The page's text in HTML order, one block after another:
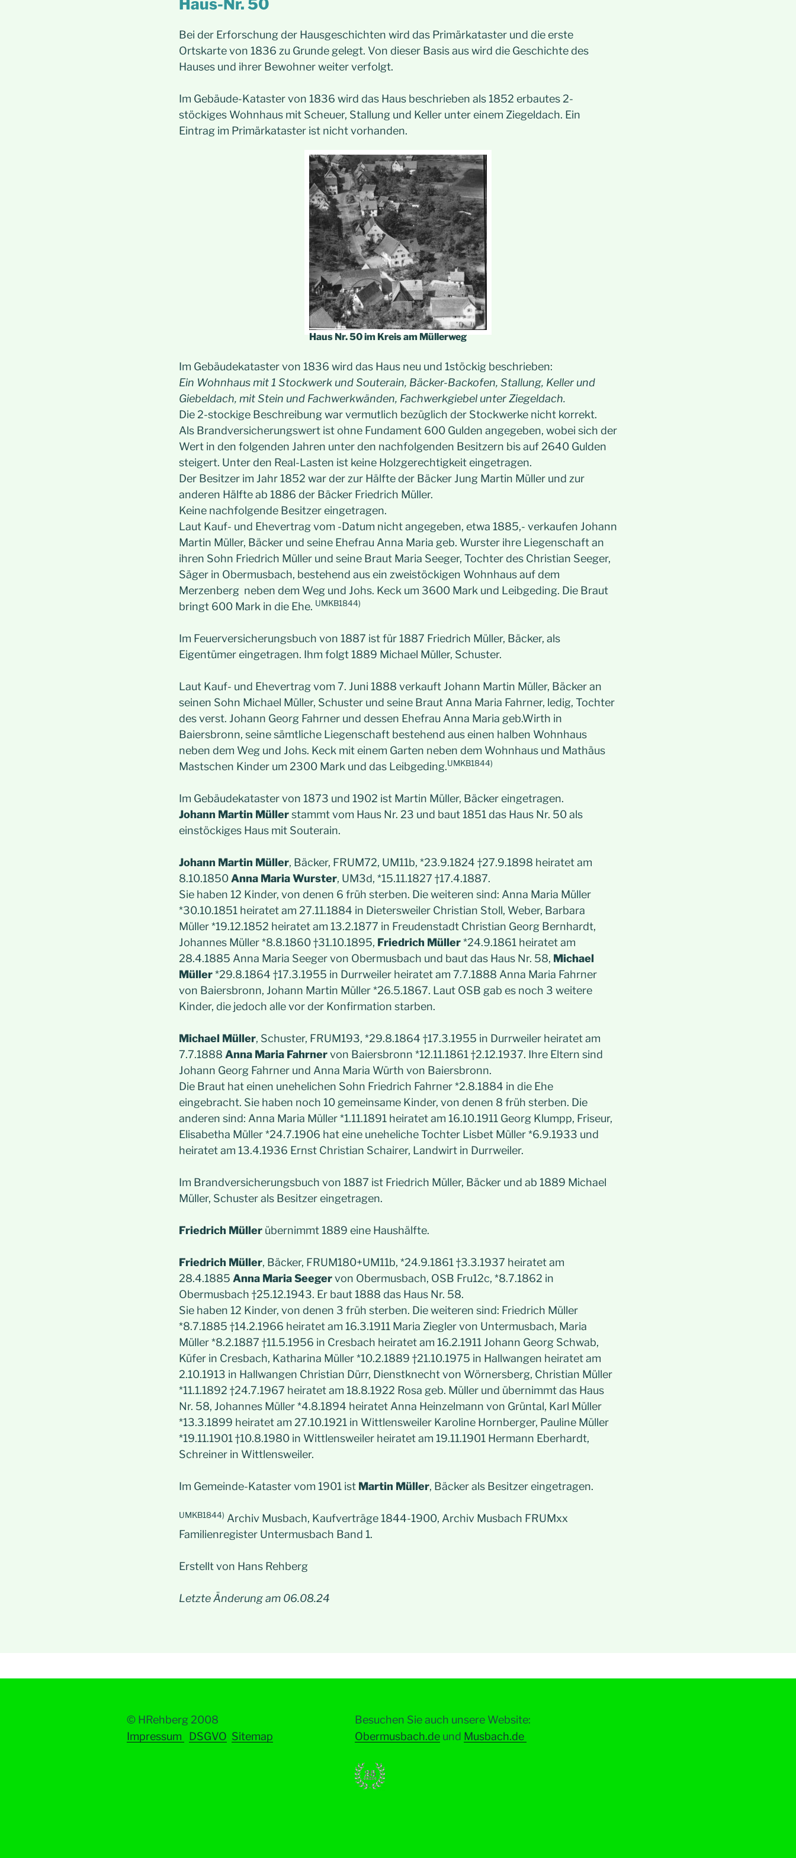
Haus-Nr. 50
Bei der Erforschung der Hausgeschichten wird das Primärkataster und die erste
Ortskarte von 1836 zu Grunde gelegt. Von dieser Basis aus wird die Geschichte des
Hauses und ihrer Bewohner weiter verfolgt.
Im Gebäude-Kataster von 1836 wird das Haus beschrieben als 1852 erbautes 2-
stöckiges Wohnhaus mit Scheuer, Stallung und Keller unter einem Ziegeldach. Ein
Eintrag im Primärkataster ist nicht vorhanden.
Haus Nr. 50 im Kreis am Müllerweg
Im Gebäudekataster von 1836 wird das Haus neu und 1stöckig beschrieben:
Ein Wohnhaus mit 1 Stockwerk und Souterain, Bäcker-Backofen, Stallung, Keller und
Giebeldach, mit Stein und Fachwerkwänden, Fachwerkgiebel unter Ziegeldach.
Die 2-stockige Beschreibung war vermutlich bezüglich der Stockwerke nicht korrekt.
Als Brandversicherungswert ist ohne Fundament 600 Gulden angegeben, wobei sich der
Wert in den folgenden Jahren unter den nachfolgenden Besitzern bis auf 2640 Gulden
steigert. Unter den Real-Lasten ist keine Holzgerechtigkeit eingetragen.
Der Besitzer im Jahr 1852 war der zur Hälfte der Bäcker Jung Martin Müller und zur
anderen Hälfte ab 1886 der Bäcker Friedrich Müller.
Keine nachfolgende Besitzer eingetragen.
Laut Kauf- und Ehevertrag vom -Datum nicht angegeben, etwa 1885,- verkaufen Johann
Martin Müller, Bäcker und seine Ehefrau Anna Maria geb. Wurster ihre Liegenschaft an
ihren Sohn Friedrich Müller und seine Braut Maria Seeger, Tochter des Christian Seeger,
Säger in Obermusbach, bestehend aus ein zweistöckigen Wohnhaus auf dem
Merzenberg neben dem Weg und Johs. Keck um 3600 Mark und Leibgeding. Die Braut
bringt 600 Mark in die Ehe. UMKB1844)
Im Feuerversicherungsbuch von 1887 ist für 1887 Friedrich Müller, Bäcker, als
Eigentümer eingetragen. Ihm folgt 1889 Michael Müller, Schuster.
Laut Kauf- und Ehevertrag vom 7. Juni 1888 verkauft Johann Martin Müller, Bäcker an
seinen Sohn Michael Müller, Schuster und seine Braut Anna Maria Fahrner, ledig, Tochter
des verst. Johann Georg Fahrner und dessen Ehefrau Anna Maria geb.Wirth in
Baiersbronn, seine sämtliche Liegenschaft bestehend aus einen halben Wohnhaus
neben dem Weg und Johs. Keck mit einem Garten neben dem Wohnhaus und Mathäus
Mastschen Kinder um 2300 Mark und das Leibgeding.UMKB1844)
Im Gebäudekataster von 1873 und 1902 ist Martin Müller, Bäcker eingetragen.
Johann Martin Müllerstammt vom Haus Nr. 23 und baut 1851 das Haus Nr. 50 als
einstöckiges Haus mit Souterain.
Johann Martin Müller, Bäcker, FRUM72, UM11b, *23.9.1824 †27.9.1898 heiratet am
8.10.1850Anna Maria Wurster, UM3d, *15.11.1827 †17.4.1887.
Sie haben 12 Kinder, von denen 6 früh sterben. Die weiteren sind: Anna Maria Müller
*30.10.1851 heiratet am 27.11.1884 in Dietersweiler Christian Stoll, Weber, Barbara
Müller *19.12.1852 heiratet am 13.2.1877 in Freudenstadt Christian Georg Bernhardt,
Johannes Müller *8.8.1860 †31.10.1895, Friedrich Müller*24.9.1861 heiratet am
28.4.1885 Anna Maria Seeger von Obermusbach und baut das Haus Nr. 58, Michael
Müller*29.8.1864 †17.3.1955 in Durrweiler heiratet am 7.7.1888 Anna Maria Fahrner
von Baiersbronn, Johann Martin Müller *26.5.1867. Laut OSB gab es noch 3 weitere
Kinder, die jedoch alle vor der Konfirmation starben.
Michael Müller, Schuster, FRUM193, *29.8.1864 †17.3.1955 in Durrweiler heiratet am
7.7.1888 Anna Maria Fahrnervon Baiersbronn *12.11.1861 †2.12.1937. Ihre Eltern sind
Johann Georg Fahrner und Anna Maria Würth von Baiersbronn.
Die Braut hat einen unehelichen Sohn Friedrich Fahrner *2.8.1884 in die Ehe
eingebracht. Sie haben noch 10 gemeinsame Kinder, von denen 8 früh sterben. Die
anderen sind: Anna Maria Müller *1.11.1891 heiratet am 16.10.1911 Georg Klumpp, Friseur,
Elisabetha Müller *24.7.1906 hat eine uneheliche Tochter Lisbet Müller *6.9.1933 und
heiratet am 13.4.1936 Ernst Christian Schairer, Landwirt in Durrweiler.
Im Brandversicherungsbuch von 1887 ist Friedrich Müller, Bäcker und ab 1889 Michael
Müller, Schuster als Besitzer eingetragen.
Friedrich Müller übernimmt 1889 eine Haushälfte.
Friedrich Müller, Bäcker, FRUM180+UM11b, *24.9.1861 †3.3.1937 heiratet am
28.4.1885 Anna Maria Seegervon Obermusbach, OSB Fru12c, *8.7.1862 in
Obermusbach †25.12.1943. Er baut 1888 das Haus Nr. 58.
Sie haben 12 Kinder, von denen 3 früh sterben. Die weiteren sind: Friedrich Müller
*8.7.1885 †14.2.1966 heiratet am 16.3.1911 Maria Ziegler von Untermusbach, Maria
Müller *8.2.1887 †11.5.1956 in Cresbach heiratet am 16.2.1911 Johann Georg Schwab,
Küfer in Cresbach, Katharina Müller *10.2.1889 †21.10.1975 in Hallwangen heiratet am
2.10.1913 in Hallwangen Christian Dürr, Dienstknecht von Wörnersberg, Christian Müller
*11.1.1892 †24.7.1967 heiratet am 18.8.1922 Rosa geb. Müller und übernimmt das Haus
Nr. 58, Johannes Müller *4.8.1894 heiratet Anna Heinzelmann von Grüntal, Karl Müller
*13.3.1899 heiratet am 27.10.1921 in Wittlensweiler Karoline Hornberger, Pauline Müller
*19.11.1901 †10.8.1980 in Wittlensweiler heiratet am 19.11.1901 Hermann Eberhardt,
Schreiner in Wittlensweiler.
Im Gemeinde-Kataster vom 1901 ist Martin Müller, Bäcker als Besitzer eingetragen.
UMKB1844) Archiv Musbach, Kaufverträge 1844-1900, Archiv Musbach FRUMxx
Familienregister Untermusbach Band 1.
Erstellt von Hans Rehberg
Letzte Änderung am 06.08.24
© HRehberg 2008
Impressum
DSGVO Sitemap
Besuchen Sie auch unsere Website:
Obermusbach.deund Musbach.de